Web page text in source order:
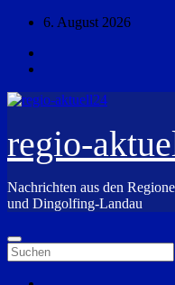
Zum
springen
6. August 2026
regio-
Nachrichten aus den
und Dingolfing-Landau